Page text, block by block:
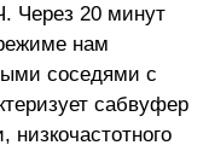
Через 20 минут
нам
соседями с
сабвуфер